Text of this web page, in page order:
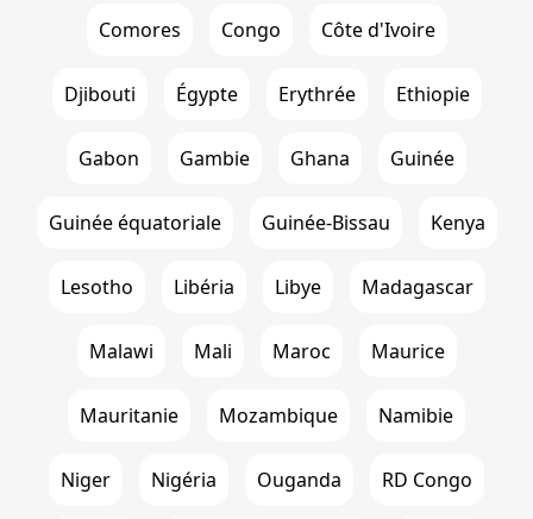
Comores Congo Côte d'Ivoire
Djibouti Égypte Erythrée Ethiopie
Gabon Gambie Ghana Guinée
Guinée équatoriale Guinée-Bissau Kenya
Lesotho Libéria Libye Madagascar
Malawi Mali Maroc Maurice
Mauritanie Mozambique Namibie
Niger Nigéria Ouganda RD Congo